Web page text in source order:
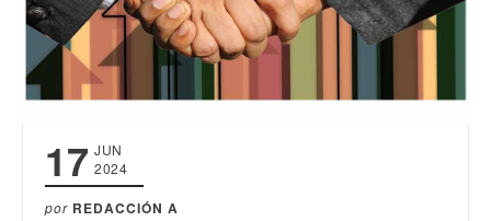
17 JUN
2024
por REDACCIÓN A